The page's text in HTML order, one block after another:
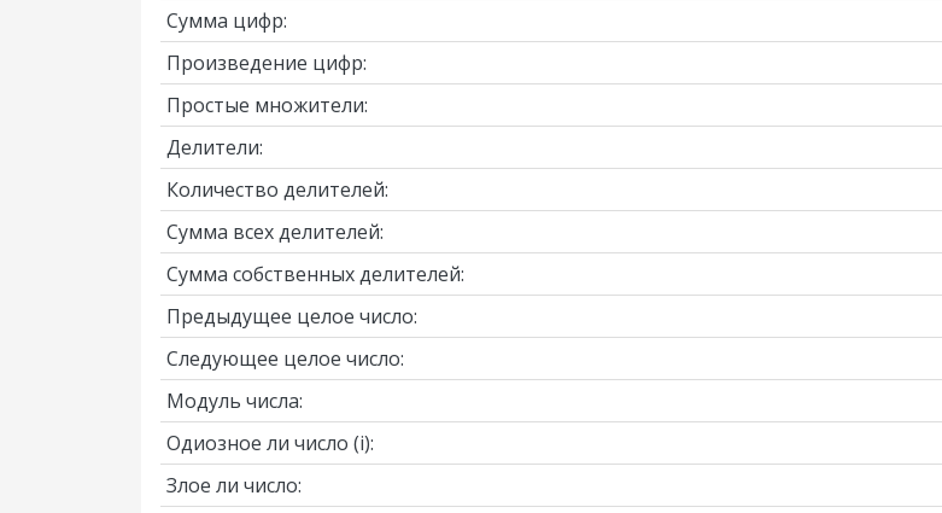
Сумма цифр:
Произведение цифр:
Простые множители:
Делители:
Количество делителей:
Сумма всех делителей:
Сумма собственных делителей:
Предыдущее целое число:
Следующее целое число:
Модуль числа:
Одиозное ли число (i):
Злое ли число: